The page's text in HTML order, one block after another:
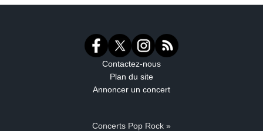
Contactez-nous
Plan du site
Annoncer un concert
Concerts Pop Rock »